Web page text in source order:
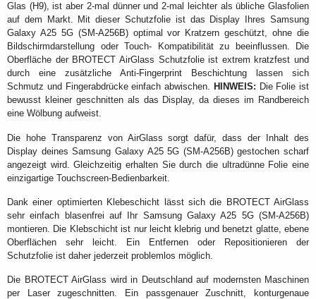
Glas (H9), ist aber 2-mal dünner und 2-mal leichter als übliche Glasfolien
auf dem Markt. Mit dieser Schutzfolie ist das Display Ihres Samsung
Galaxy A25 5G (SM-A256B) optimal vor Kratzern geschützt, ohne die
Bildschirmdarstellung oder Touch- Kompatibilität zu beeinflussen. Die
Oberfläche der BROTECT AirGlass Schutzfolie ist extrem kratzfest und
durch eine zusätzliche Anti-Fingerprint Beschichtung lassen sich
Schmutz und Fingerabdrücke einfach abwischen. HINWEIS: Die Folie ist
bewusst kleiner geschnitten als das Display, da dieses im Randbereich
eine Wölbung aufweist.
Die hohe Transparenz von AirGlass sorgt dafür, dass der Inhalt des
Display deines Samsung Galaxy A25 5G (SM-A256B) gestochen scharf
angezeigt wird. Gleichzeitig erhalten Sie durch die ultradünne Folie eine
einzigartige Touchscreen-Bedienbarkeit.
Dank einer optimierten Klebeschicht lässt sich die BROTECT AirGlass
sehr einfach blasenfrei auf Ihr Samsung Galaxy A25 5G (SM-A256B)
montieren. Die Klebschicht ist nur leicht klebrig und benetzt glatte, ebene
Oberflächen sehr leicht. Ein Entfernen oder Repositionieren der
Schutzfolie ist daher jederzeit problemlos möglich.
Die BROTECT AirGlass wird in Deutschland auf modernsten Maschinen
per Laser zugeschnitten. Ein passgenauer Zuschnitt, konturgenaue